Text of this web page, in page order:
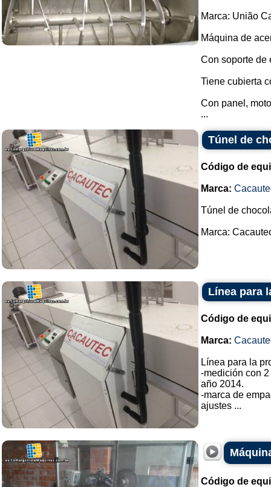
Marca: União
Máquina de
Con soporte de
Tiene cubierta
Con panel,
...
Túnel de
Código de
Marca:
Túnel de
Marca:
Línea para
Código de
Marca:
Línea para la
-medición con
año 2014.
-marca de
ajustes ...
Código de